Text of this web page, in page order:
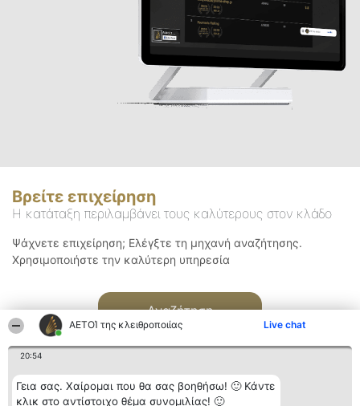
ΑΕΤΟΊ της κλειθροποιίας Live chat
20:54
Γεια σας. Χαίρομαι που θα σας βοηθήσω! 🙂 Κάντε
κλικ στο αντίστοιχο θέμα συνομιλίας! 🙂
Βρείτε επιχείρηση
Η κατάταξη περιλαμβάνει τους καλύτερους στον κλάδο
Ψάχνετε επιχείρηση; Ελέγξτε τη μηχανή αναζήτησης.
Χρησιμοποιήστε την καλύτερη υπηρεσία
Αναζήτηση